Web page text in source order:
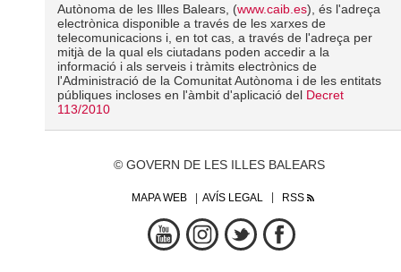
Autònoma de les Illes Balears, (www.caib.es), és l'adreça
electrònica disponible a través de les xarxes de
telecomunicacions i, en tot cas, a través de l'adreça per
mitjà de la qual els ciutadans poden accedir a la
informació i als serveis i tràmits electrònics de
l'Administració de la Comunitat Autònoma i de les entitats
públiques incloses en l'àmbit d'aplicació del Decret
113/2010
© GOVERN DE LES ILLES BALEARS
MAPA WEB AVÍS LEGAL RSS